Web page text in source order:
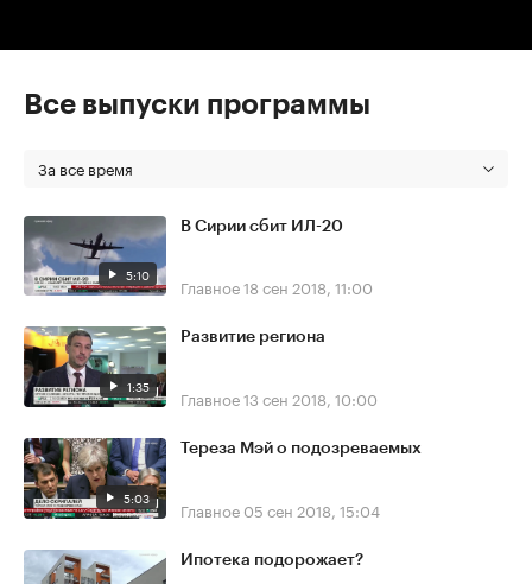
Все выпуски программы
За все время
5:10
В Сирии сбит ИЛ-20
Главное18 сен 2018, 11:00
1:35
Развитие региона
Главное13 сен 2018, 10:00
5:03
Тереза Мэй о подозреваемых
Главное 05 сен 2018, 15:04
Ипотека подорожает?